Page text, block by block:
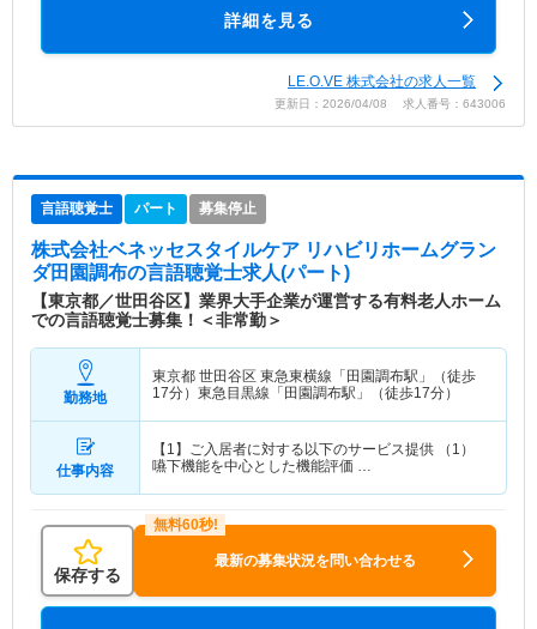
詳細を見る
LE.O.VE 株式会社の求人一覧
更新日：2026/04/08 求人番号：643006
言語聴覚士 パート 募集停止
株式会社ベネッセスタイルケア リハビリホームグラン
ダ田園調布の言語聴覚士求人(パート)
【東京都／世田谷区】業界大手企業が運営する有料老人ホーム
での言語聴覚士募集！＜非常勤＞
勤務地
東京都 世田谷区 東急東横線「田園調布駅」（徒歩
17分）東急目黒線「田園調布駅」（徒歩17分）
仕事内容
【1】ご入居者に対する以下のサービス提供 （1）
嚥下機能を中心とした機能評価 …
保存する
最新の募集状況を問い合わせる